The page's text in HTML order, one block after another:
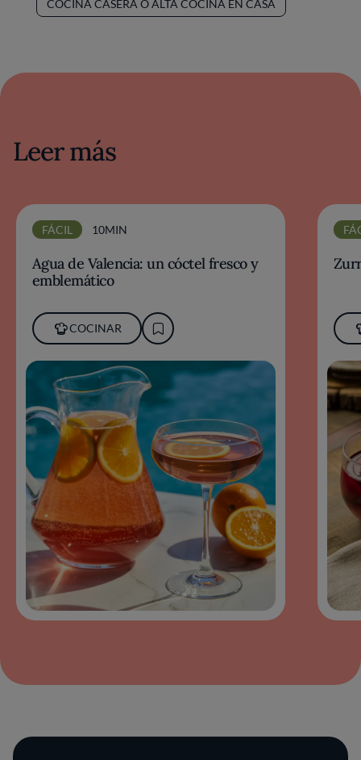
COCINA CASERA O ALTA COCINA EN CASA
Leer más
FÁCIL 10MIN
Agua de Valencia: un cóctel fresco y
emblemático
COCINAR